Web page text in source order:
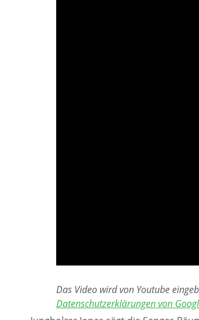
Das Video wird von Youtube
Datenschutzerklärungen von